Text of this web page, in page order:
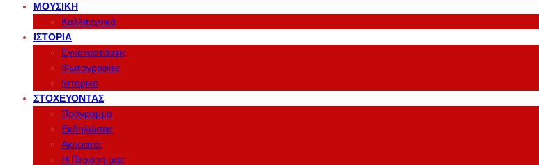
ΜΟΥΣΙΚΉ
Καλλιτεχνικά
ΙΣΤΟΡΊΑ
Εγκαταστάσεις
Φωτογραφίες
Ιστορικό
ΣΤΟΧΕΎΟΝΤΑΣ
Πρόγραμμα
Εκδηλώσεις
Ακροατές
Η Περιοχη μας